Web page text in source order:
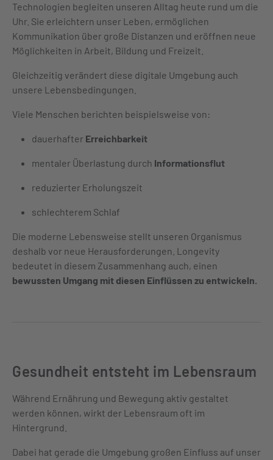
Technologien begleiten unseren Alltag heute rund um die
Uhr. Sie erleichtern unser Leben, ermöglichen
Kommunikation über große Distanzen und eröffnen neue
Möglichkeiten in Arbeit, Bildung und Freizeit.
Gleichzeitig verändert diese digitale Umgebung auch
unsere Lebensbedingungen.
Viele Menschen berichten beispielsweise von:
dauerhafter Erreichbarkeit
mentaler Überlastung durch Informationsflut
reduzierter Erholungszeit
schlechterem Schlaf
Die moderne Lebensweise stellt unseren Organismus
deshalb vor neue Herausforderungen. Longevity
bedeutet in diesem Zusammenhang auch, einen
bewussten Umgang mit diesen Einflüssen zu entwickeln.
Gesundheit entsteht im Lebensraum
Während Ernährung und Bewegung aktiv gestaltet
werden können, wirkt der Lebensraum oft im
Hintergrund
Dabei hat gerade die Umgebung großen Einfluss auf unser